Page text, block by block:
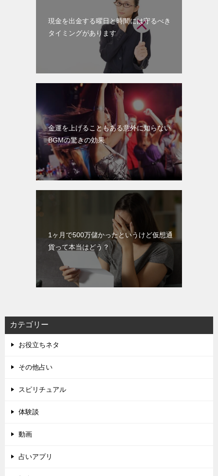
現金を出金する曜日と時間には守るべき
タイミングがあります
金運を上げることもある意外に知らない
BGMの驚きの効果
1ヶ月で500万儲かったというけど仮想通
貨って本当はどう？
カテゴリー
お役立ちネタ
その他占い
スピリチュアル
体験談
動画
占いアプリ